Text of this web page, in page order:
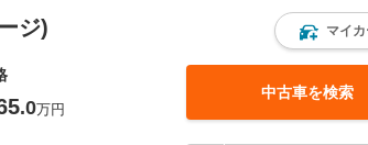
ジ) マイ
.0万円
中古車を検索